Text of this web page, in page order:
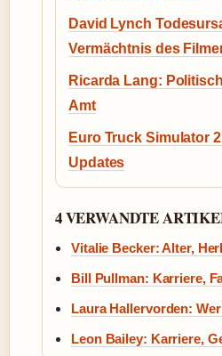
David Lynch
Vermächtnis des
Ricarda Lang:
Amt
Euro Truck Simulator
Updates
4 VERWANDTE
Vitalie Becker: Alter,
Bill Pullman: Karriere,
Laura Hallervorden:
Leon Bailey: Karriere,